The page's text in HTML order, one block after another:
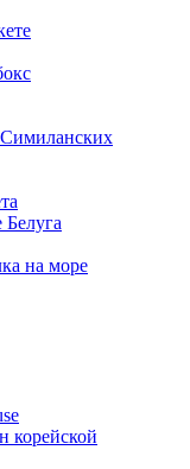
Белуга
на море
корейской